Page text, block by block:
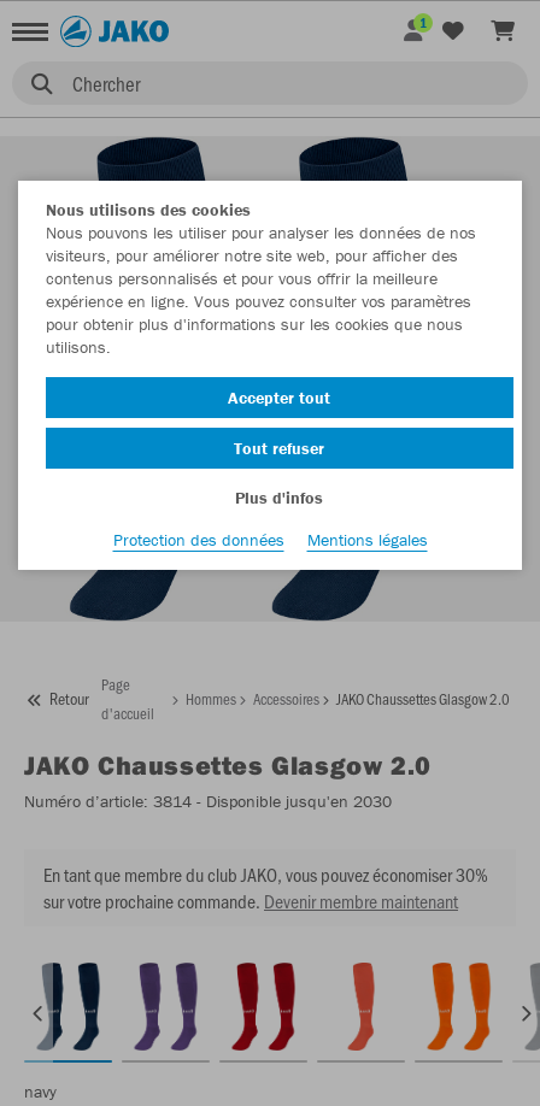
Chercher
1
Retour
Page
d'accueil
Hommes Accessoires JAKO Chaussettes Glasgow 2.0
JAKO Chaussettes Glasgow 2.0
Numéro d’article: 3814 - Disponible jusqu'en 2030
En tant que membre du club JAKO, vous pouvez économiser 30%
sur votre prochaine commande. Devenir membre maintenant
navy
Nous utilisons des cookies
Nous pouvons les utiliser pour analyser les données de nos
visiteurs, pour améliorer notre site web, pour afficher des
contenus personnalisés et pour vous offrir la meilleure
expérience en ligne. Vous pouvez consulter vos paramètres
pour obtenir plus d'informations sur les cookies que nous
utilisons.
Accepter tout
Tout refuser
Plus d'infos
Protection des données
Mentions légales